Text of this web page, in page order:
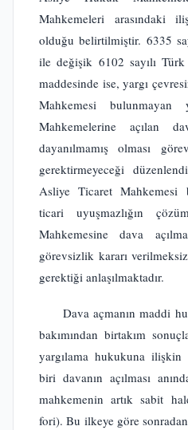
Mahkemeleri arasındaki
olduğu belirtilmiştir. 6335
ile değişik 6102 sayılı
maddesinde ise, yargı
Mahkemesi
Mahkemelerine açılan
dayanılmamış olması
gerektirmeyeceği
Asliye Ticaret Mahkemesi
ticari uyuşmazlığın
Mahkemesine dava
görevsizlik kararı
gerektiği anlaşılmaktadır.
Dava açmanın maddi
bakımından birtakım
yargılama hukukuna ilişkin
biri davanın açılması
mahkemenin artık sabit
fori). Bu ilkeye göre